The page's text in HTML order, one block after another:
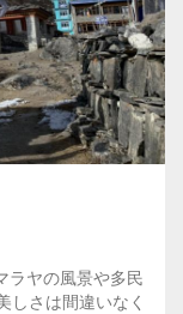
ラヤの風景や多民
しさは間違いなく